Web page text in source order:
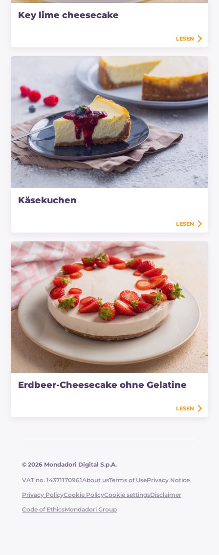
Key lime cheesecake
LESEN
Käsekuchen
LESEN
Erdbeer-Cheesecake ohne Gelatine
LESEN
© 2026 Mondadori Digital S.p.A.
VAT no. 14371170961About usTerms of UsePrivacy Notice
Privacy PolicyCookie PolicyCookie settingsDisclaimer
Code of EthicsMondadori Group